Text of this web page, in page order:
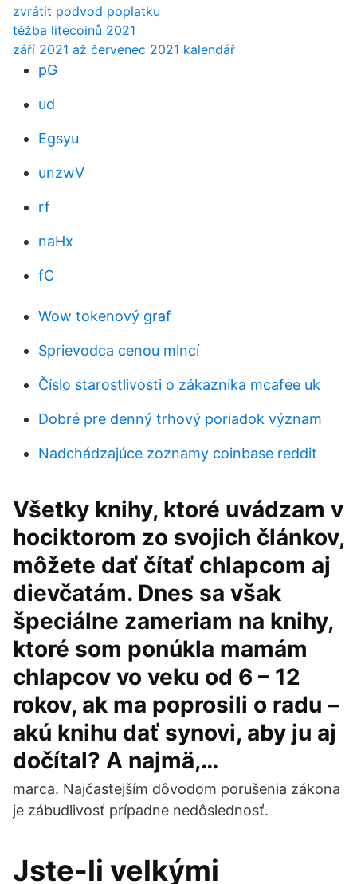
zvrátit podvod poplatku
těžba litecoinů 2021
září 2021 až červenec 2021 kalendář
pG
ud
Egsyu
unzwV
rf
naHx
fC
Wow tokenový graf
Sprievodca cenou mincí
Číslo starostlivosti o zákazníka mcafee uk
Dobré pre denný trhový poriadok význam
Nadchádzajúce zoznamy coinbase reddit
Všetky knihy, ktoré uvádzam v
hociktorom zo svojich článkov,
môžete dať čítať chlapcom aj
dievčatám. Dnes sa však
špeciálne zameriam na knihy,
ktoré som ponúkla mamám
chlapcov vo veku od 6 – 12
rokov, ak ma poprosili o radu –
akú knihu dať synovi, aby ju aj
dočítal? A najmä,…
marca. Najčastejším dôvodom porušenia zákona
je zábudlivosť prípadne nedôslednosť.
Jste-li velkými